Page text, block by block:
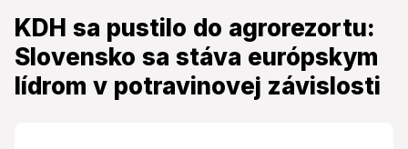
KDH sa pustilo do agrorezortu:
Slovensko sa stáva európskym
lídrom v potravinovej závislosti
KDH sa pustilo do agrorezortu:
Slovensko sa stáva európskym
lídrom v potravinovej závislosti